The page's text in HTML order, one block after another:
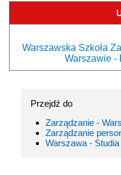
Warszawska Szkoła
Warszawie -
Przejdź do
Zarządzanie -
Zarządzanie
Warszawa -